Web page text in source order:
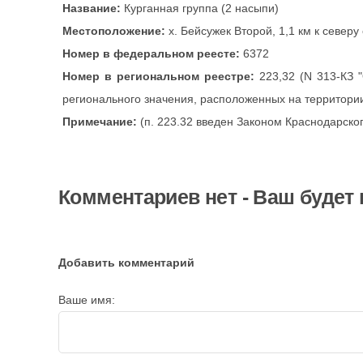
Название: Курганная группа (2 насыпи)
Местоположение: х. Бейсужек Второй, 1,1 км к северу
Номер в федеральном реесте: 6372
Номер в региональном реестре: 223,32 (N 313-КЗ
регионального значения, расположенных на
Примечание: (п. 223.32 введен Законом
Комментариев нет - Ваш
Добавить комментарий
Ваше имя: